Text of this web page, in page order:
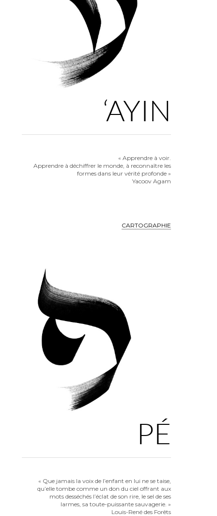
‘AYIN
« Apprendre à voir.
Apprendre à déchiffrer le monde, à reconnaître les
formes dans leur vérité profonde »
Yacoov Agam
CARTOGRAPHIE
PÉ
« Que jamais la voix de l’enfant en lui ne se taise,
qu’elle tombe comme un don du ciel offrant aux
mots desséchés l’éclat de son rire, le sel de ses
larmes, sa toute-puissante sauvagerie. »
Louis-René des Forêts